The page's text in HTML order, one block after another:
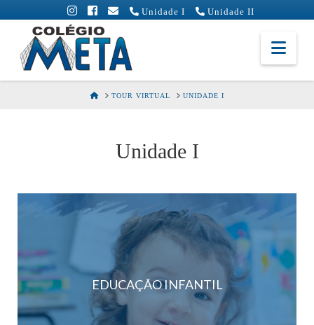
Unidade I Unidade II
Colégio
Meta
HOMETOUR VIRTUAL UNIDADE I
Unidade I
EDUCAÇÃO INFANTIL